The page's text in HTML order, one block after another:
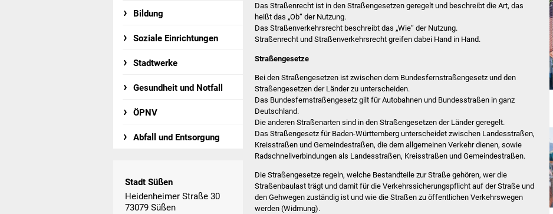
Bildung
Soziale Einrichtungen
Stadtwerke
Gesundheit und Notfall
ÖPNV
Abfall und Entsorgung
Stadt Süßen
Heidenheimer Straße 30
73079 Süßen
Das Straßenrecht ist in den Straßengesetzen geregelt und beschreibt die Art, das
heißt das „Ob“ der Nutzung.
Das Straßenverkehrsrecht beschreibt das „Wie“ der Nutzung.
Straßenrecht und Straßenverkehrsrecht greifen dabei Hand in Hand.
Straßengesetze
Bei den Straßengesetzen ist zwischen dem Bundesfernstraßengesetz und den
Straßengesetzen der Länder zu unterscheiden.
Das Bundesfernstraßengesetz gilt für Autobahnen und Bundesstraßen in ganz
Deutschland.
Die anderen Straßenarten sind in den Straßengesetzen der Länder geregelt.
Das Straßengesetz für Baden-Württemberg unterscheidet zwischen Landesstraßen,
Kreisstraßen und Gemeindestraßen, die dem allgemeinen Verkehr dienen, sowie
Radschnellverbindungen als Landesstraßen, Kreisstraßen und Gemeindestraßen.
Die Straßengesetze regeln, welche Bestandteile zur Straße gehören, wer die
Straßenbaulast trägt und damit für die Verkehrssicherungspflicht auf der Straße und
den Gehwegen zuständig ist und wie die Straßen zu öffentlichen Verkehrswegen
werden (Widmung).